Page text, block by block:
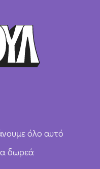
όλο αυτό
δωρεά